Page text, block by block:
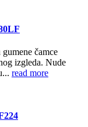
čamce
izgleda. Nude
read more